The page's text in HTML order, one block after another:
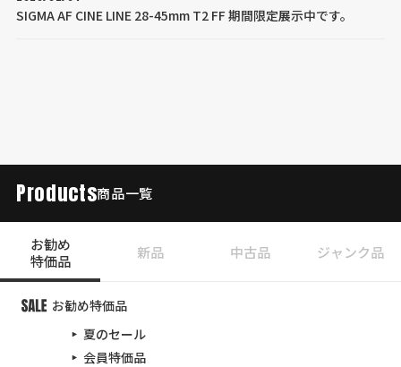
SIGMA AF CINE LINE 28-45mm T2 FF 期間限定展示中です。
Products商品一覧
お勧め
特価品
新品 中古品 ジャンク品
お勧め特価品
夏のセール
会員特価品